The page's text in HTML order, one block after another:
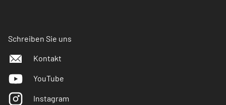
Schreiben Sie uns
Kontakt
YouTube
Instagram